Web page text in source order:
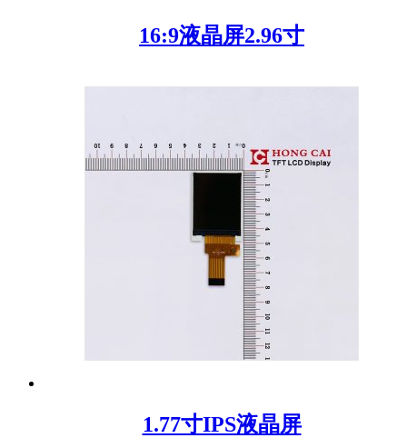
16:9液晶屏2.96寸
1.77寸IPS液晶屏